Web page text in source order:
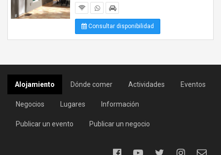
Consultar disponibilidad
Alojamiento Dónde comer Actividades Eventos
Negocios Lugares Información
Publicar un evento Publicar un negocio